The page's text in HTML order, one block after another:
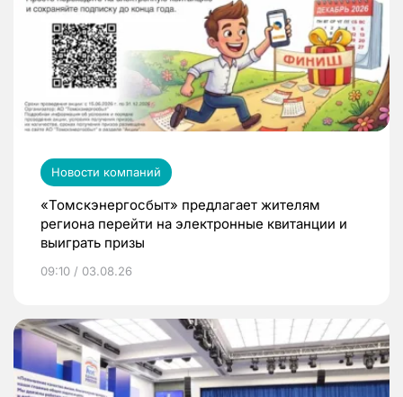
Новости компаний
«Томскэнергосбыт» предлагает жителям
региона перейти на электронные квитанции и
выиграть призы
09:10 / 03.08.26